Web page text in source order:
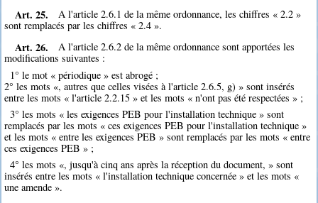
Art. 25.
A l'article 2.6.1 de la même ordonnance, les chiffres « 2.2 »
sont remplacés par les chiffres « 2.4 ».
Art. 26.
A l'article 2.6.2 de la même ordonnance sont apportées les
modifications suivantes :
1° le mot « périodique » est abrogé ;
2° les mots «, autres que celles visées à l'article 2.6.5, g) » sont insérés
entre les mots « l'article 2.2.15 » et les mots « n'ont pas été respectées » ;
3° les mots « les exigences PEB pour l'installation technique » sont
remplacés par les mots « ces exigences PEB pour l'installation technique »
et les mots « entre les exigences PEB » sont remplacés par les mots « entre
ces exigences PEB » ;
4° les mots «, jusqu'à cinq ans après la réception du document, » sont
insérés entre les mots « l'installation technique concernée » et les mots «
une amende ».